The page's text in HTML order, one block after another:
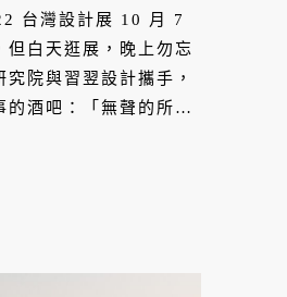
台灣設計展 10 月 7
但白天逛展，晚上勿忘
院與習翌設計攜手，
的酒吧：「無聲的所